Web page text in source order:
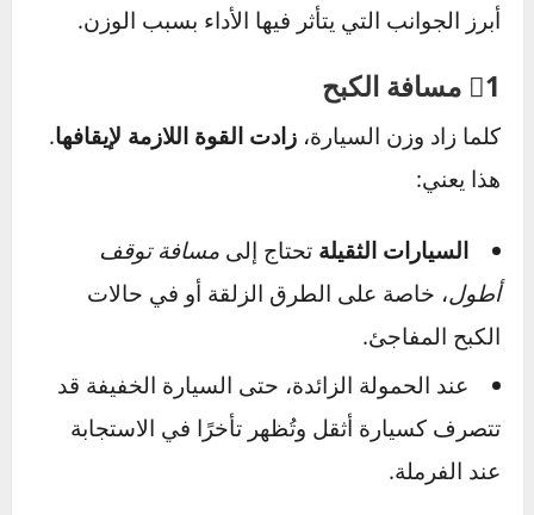
الوزن يساعد، لكنه لا يغني عن التصميم الذكي
وأنظمة الأمان النشطة.
لا تفترض أن السيارة الأثقل دائمًا أفضل.
عند تقييم السلامة، اعتمد على نتائج Euro
NCAP أو NHTSA وليس فقط على وزن السيارة.
كيف يؤثر الوزن على أداء
السيارة؟